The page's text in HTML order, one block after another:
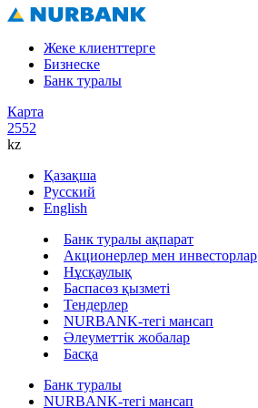
Жеке клиенттерге
Бизнеске
Банк туралы
Карта
2552
kz
Қазақша
Русский
English
Банк туралы ақпарат
Акционерлер мен инвесторлар
Нұсқаулық
Баспасөз қызметі
Тендерлер
NURBANK-тегі мансап
Әлеуметтік жобалар
Басқа
Банк туралы
NURBANK-тегі мансап